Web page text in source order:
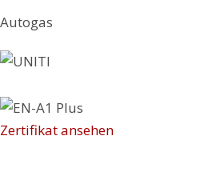
Autogas
Zertifikat ansehen